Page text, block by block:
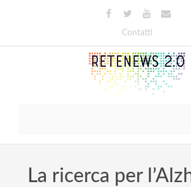
Contatti
La ricerca per